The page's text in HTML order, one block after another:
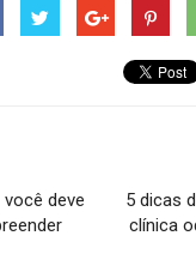
deve
5 dicas
clínica